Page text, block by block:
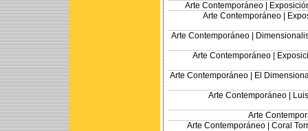
Arte Contemporáneo |
Arte Contemporáneo |
Arte Contemporáneo |
Arte Contemporáneo |
Arte Contemporáneo | El
Arte Contemporáneo |
Arte
Arte Contemporáneo | Coral